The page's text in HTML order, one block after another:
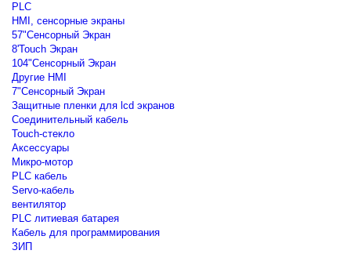
PLC
HMI, сенсорные экраны
57"Сенсорный Экран
8'Touch Экран
104"Сенсорный Экран
Другие HMI
7"Сенсорный Экран
Защитные пленки для lcd экранов
Соединительный кабель
Touch-стекло
Аксессуары
Микро-мотор
PLC кабель
Servo-кабель
вентилятор
PLC литиевая батарея
Кабель для программирования
ЗИП